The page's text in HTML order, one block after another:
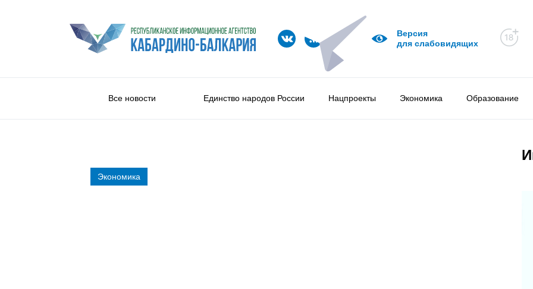
Версия
для слабовидящих
Все новости Единство народов России Нацпроекты Экономика Образование
Экономика